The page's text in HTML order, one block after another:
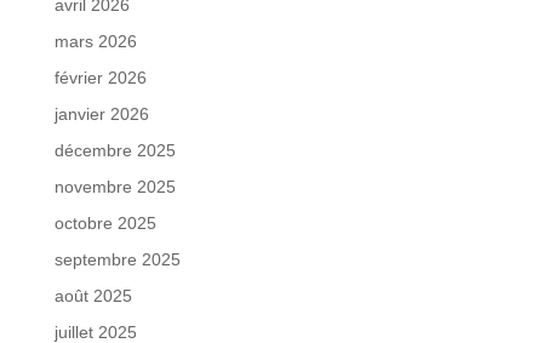
avril 2026
mars 2026
février 2026
janvier 2026
décembre 2025
novembre 2025
octobre 2025
septembre 2025
août 2025
juillet 2025